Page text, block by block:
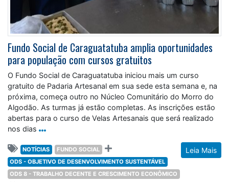
Fundo Social de Caraguatatuba amplia oportunidades
para população com cursos gratuitos
O Fundo Social de Caraguatatuba iniciou mais um curso
gratuito de Padaria Artesanal em sua sede esta semana e, na
próxima, começa outro no Núcleo Comunitário do Morro do
Algodão. As turmas já estão completas. As inscrições estão
abertas para o curso de Velas Artesanais que será realizado
nos dias
Leia Mais
NOTÍCIAS
FUNDO SOCIAL
ODS - OBJETIVO DE DESENVOLVIMENTO SUSTENTÁVEL
ODS 8 - TRABALHO DECENTE E CRESCIMENTO ECONÔMICO